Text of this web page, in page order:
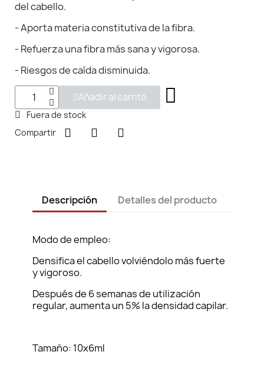
del cabello.
- Aporta materia constitutiva de la fibra.
- Refuerza una fibra más sana y vigorosa.
- Riesgos de caída disminuida.
Añadir al carrito
Fuera de stock
Compartir
Descripción Detalles del producto
Modo de empleo:
Densifica el cabello volviéndolo más fuerte
y vigoroso.
Después de 6 semanas de utilización
regular, aumenta un 5% la densidad capilar.
Tamaño: 10x6ml